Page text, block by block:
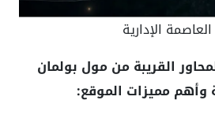
الإدارية
القريبة من مول بولمان
وأهم مميزات الموقع: